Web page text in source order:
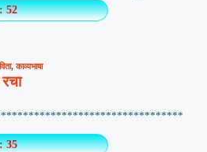
52
,काव्यभाषा
35